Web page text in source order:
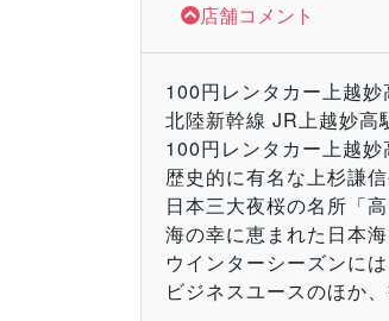
店舗コメント
100円レンタカー上越妙
北陸新幹線 JR上越妙高
100円レンタカー上越
歴史的に有名な上杉謙
日本三大夜桜の名所「
海の幸に恵まれた日本
ウインターシーズンに
ビジネスユースのほか